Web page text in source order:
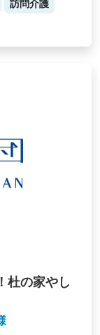
訪問介護
杜の家やし